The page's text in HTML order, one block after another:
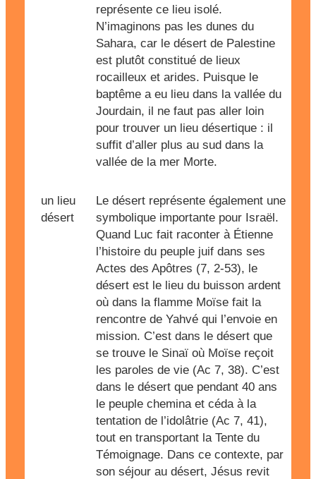
représente ce lieu isolé.
N’imaginons pas les dunes du
Sahara, car le désert de Palestine
est plutôt constitué de lieux
rocailleux et arides. Puisque le
baptême a eu lieu dans la vallée du
Jourdain, il ne faut pas aller loin
pour trouver un lieu désertique : il
suffit d’aller plus au sud dans la
vallée de la mer Morte.
un lieu
désert
Le désert représente également une
symbolique importante pour Israël.
Quand Luc fait raconter à Étienne
l’histoire du peuple juif dans ses
Actes des Apôtres (7, 2-53), le
désert est le lieu du buisson ardent
où dans la flamme Moïse fait la
rencontre de Yahvé qui l’envoie en
mission. C’est dans le désert que
se trouve le Sinaï où Moïse reçoit
les paroles de vie (Ac 7, 38). C’est
dans le désert que pendant 40 ans
le peuple chemina et céda à la
tentation de l’idolâtrie (Ac 7, 41),
tout en transportant la Tente du
Témoignage. Dans ce contexte, par
son séjour au désert, Jésus revit